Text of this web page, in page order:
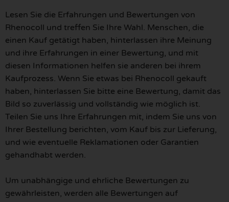
Lesen Sie die Erfahrungen und Bewertungen von
Rhenocoll und treffen Sie Ihre Wahl. Menschen, die
einen Kauf getätigt haben, hinterlassen ihre Meinung
und ihre Erfahrungen in einer Bewertung, und mit
diesen Informationen helfen sie anderen bei ihrem
Kaufprozess. Wenn Sie etwas bei Rhenocoll gekauft
haben, hinterlassen Sie bitte eine Bewertung, damit das
Bild so zuverlässig und vollständig wie möglich ist.
Teilen Sie uns Ihre Erfahrungen mit, indem Sie uns von
Ihrer Bestellung berichten, vom Kauf bis zur Lieferung,
und wie eventuelle Reklamationen oder Garantien
gehandhabt werden.
Um unabhängige und ehrliche Bewertungen zu
gewährleisten, werden alle Bewertungen auf